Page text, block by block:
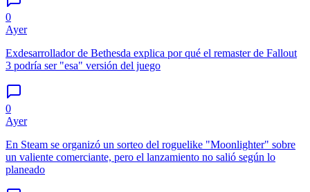
0
Ayer
Exdesarrollador de Bethesda explica por qué el remaster de Fallout
3 podría ser "esa" versión del juego
0
Ayer
En Steam se organizó un sorteo del roguelike "Moonlighter" sobre
un valiente comerciante, pero el lanzamiento no salió según lo
planeado